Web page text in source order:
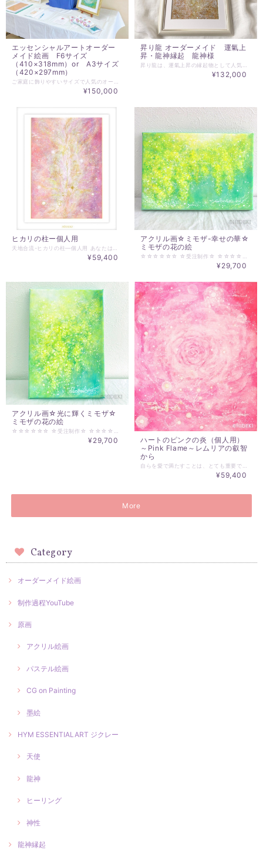
エッセンシャルアートオーダー
メイド絵画 F6サイズ
（410×318mm）or A3サイズ
（420×297mm）
¥150,000
昇り龍 オーダーメイド 運氣上
昇・龍神縁起 龍神様
¥132,000
ヒカリの柱ー個人用
¥59,400
アクリル画☆ミモザ-幸せの華☆
ミモザの花の絵
¥29,700
アクリル画☆光に輝くミモザ☆
ミモザの花の絵
¥29,700
ハートのピンクの炎（個人用）
～Pink Flame～レムリアの叡智
から
¥59,400
More
Category
オーダーメイド絵画
制作過程YouTube
原画
アクリル絵画
パステル絵画
CG on Painting
墨絵
HYM ESSENTIALART ジクレー
天使
龍神
ヒーリング
神性
龍神縁起